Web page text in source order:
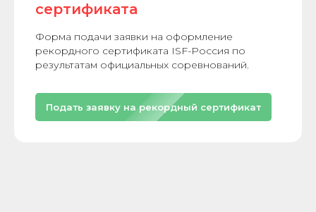
сертификата
Форма подачи заявки на оформление
рекордного сертификата ISF-Россия по
результатам официальных соревнований.
Подать заявку на рекордный сертификат